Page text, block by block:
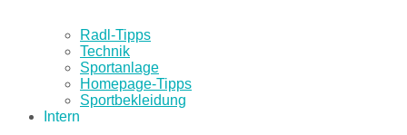
Radl-Tipps
Technik
Sportanlage
Homepage-Tipps
Sportbekleidung
Intern